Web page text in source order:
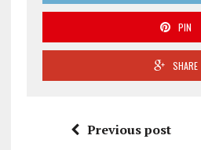
PIN
SHARE
Previous post